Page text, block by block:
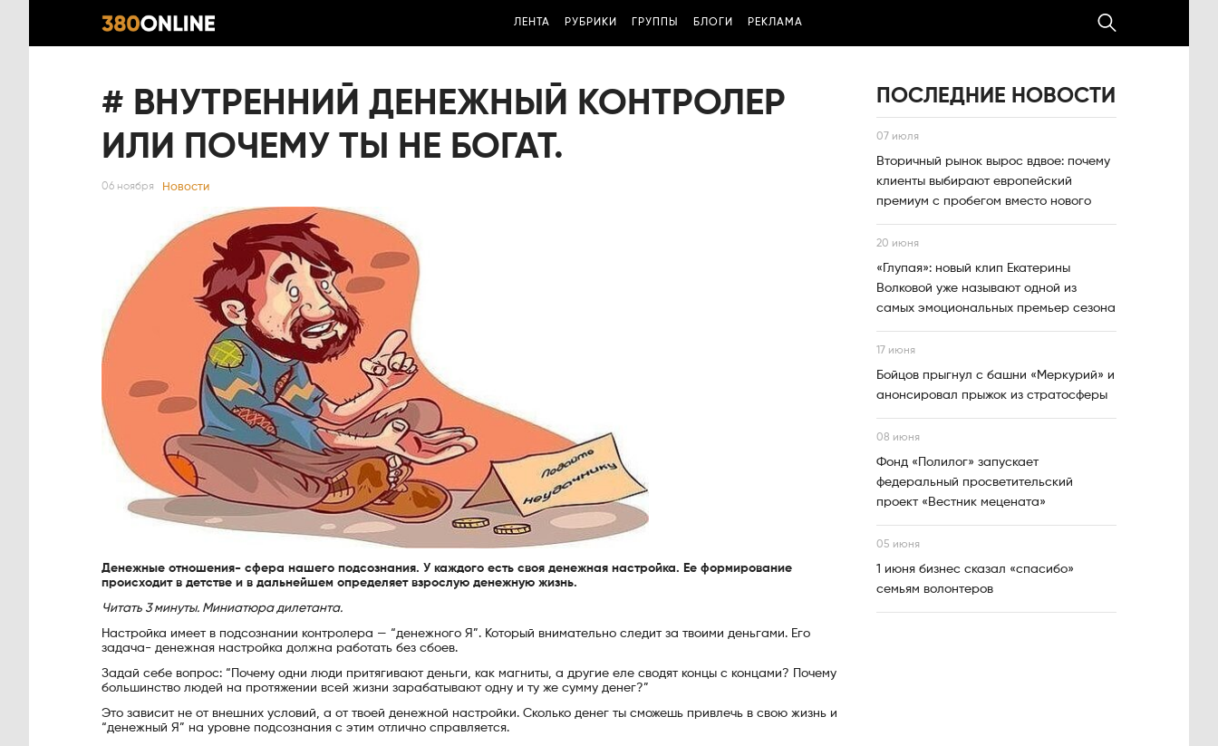
ЛЕНТА РУБРИКИ ГРУППЫ БЛОГИ РЕКЛАМА
# ВНУТРЕННИЙ ДЕНЕЖНЫЙ КОНТРОЛЕР
ИЛИ ПОЧЕМУ ТЫ НЕ БОГАТ.
06 ноября Новости
Денежные отношения- сфера нашего подсознания. У каждого есть своя денежная настройка. Ее формирование
происходит в детстве и в дальнейшем определяет взрослую денежную жизнь.
Читать 3 минуты. Миниатюра дилетанта.
Настройка имеет в подсознании контролера — “денежного Я”. Который внимательно следит за твоими деньгами. Его
задача- денежная настройка должна работать без сбоев.
Задай себе вопрос: “Почему одни люди притягивают деньги, как магниты, а другие еле сводят концы с концами? Почему
большинство людей на протяжении всей жизни зарабатывают одну и ту же сумму денег?”
Это зависит не от внешних условий, а от твоей денежной настройки. Сколько денег ты сможешь привлечь в свою жизнь и
“денежный Я” на уровне подсознания с этим отлично справляется.
ПОСЛЕДНИЕ НОВОСТИ
07 июля
Вторичный рынок вырос вдвое: почему
клиенты выбирают европейский
премиум с пробегом вместо нового
20 июня
«Глупая»: новый клип Екатерины
Волковой уже называют одной из
самых эмоциональных премьер сезона
17 июня
Бойцов прыгнул с башни «Меркурий» и
анонсировал прыжок из стратосферы
08 июня
Фонд «Полилог» запускает
федеральный просветительский
проект «Вестник мецената»
05 июня
1 июня бизнес сказал «спасибо»
семьям волонтеров